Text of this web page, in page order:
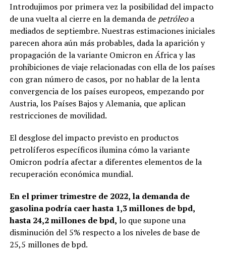
Introdujimos por primera vez la posibilidad del impacto
de una vuelta al cierre en la demanda de petróleoa
mediados de septiembre. Nuestras estimaciones iniciales
parecen ahora aún más probables, dada la aparición y
propagación de la variante Omicron en África y las
prohibiciones de viaje relacionadas con ella de los países
con gran número de casos, por no hablar de la lenta
convergencia de los países europeos, empezando por
Austria, los Países Bajos y Alemania, que aplican
restricciones de movilidad.
El desglose del impacto previsto en productos
petrolíferos específicos ilumina cómo la variante
Omicron podría afectar a diferentes elementos de la
recuperación económica mundial.
En el primer trimestre de 2022, la demanda de
gasolina podría caer hasta 1,3 millones de bpd,
hasta 24,2 millones de bpd, lo que supone una
disminución del 5% respecto a los niveles de base de
25,5 millones de bpd.